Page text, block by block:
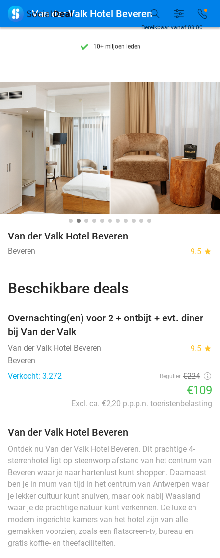
7 dagen per week beschikbaar
10+ miljoen leden
7 dagen per week beschikbaar
10+ miljoen leden
Bereikbaar vanaf 08:00
 Van der Valk Hotel Beveren
Van der Valk Hotel Beveren
Beveren 9.5 star
Beschikbare deals
Overnachting(en) voor 2 + ontbijt + evt. diner
bij Van der Valk
Van der Valk Hotel Beveren 9.5 star
Beveren
Verkocht: 3.272
Regulier €224
€109
Excl. ca. €2,20 p.p.p.n. toeristenbelasting
Van der Valk Hotel Beveren
Ontdek nu Van der Valk Hotel Beveren. Dit prachtige 4-
sterrenhotel ligt op steenworp afstand van het centrum van
Beveren waar je naar hartenlust kunt shoppen. Daarnaast
ben je in mum van tijd in het centrum van Antwerpen waar
je lekker cultuur kunt snuiven, maar ook nabij Waasland
waar je de prachtige natuur kunt verkennen. De luxe en
modern ingerichte kamers van het hotel zijn van alle
gemakken voorzien, zoals een flatscreen-tv, bureau en
gratis koffie- en theefaciliteiten.